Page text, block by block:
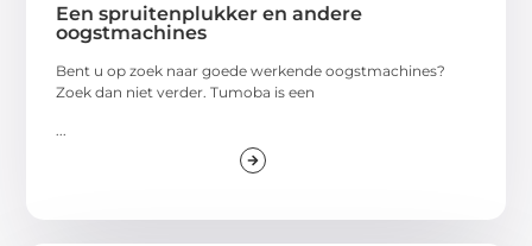
Een spruitenplukker en andere
oogstmachines
Bent u op zoek naar goede werkende oogstmachines?
Zoek dan niet verder. Tumoba is een
...